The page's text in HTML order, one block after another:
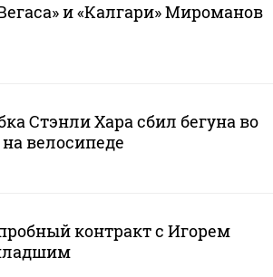
и «Калгари» Мироманов
Стэнли Хара сбил бегуна во
велосипеде
контракт с Игорем